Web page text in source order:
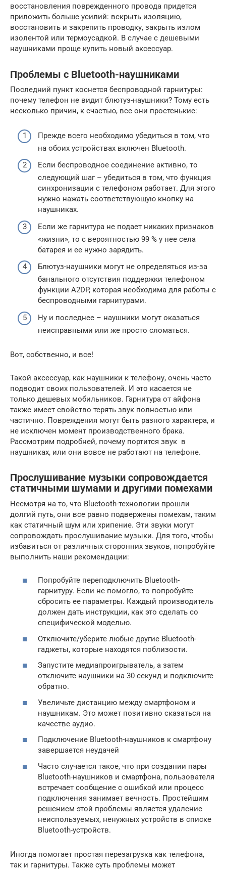
восстановления поврежденного провода придется
приложить больше усилий: вскрыть изоляцию,
восстановить и закрепить проводку, закрыть излом
изолентой или термоусадкой. В случае с дешевыми
наушниками проще купить новый аксессуар.
Проблемы с Bluetooth-наушниками
Последний пункт коснется беспроводной гарнитуры:
почему телефон не видит блютуз-наушники? Тому есть
несколько причин, к счастью, все они простенькие:
Прежде всего необходимо убедиться в том, что
на обоих устройствах включен Bluetooth.
Если беспроводное соединение активно, то
следующий шаг – убедиться в том, что функция
синхронизации с телефоном работает. Для этого
нужно нажать соответствующую кнопку на
наушниках.
Если же гарнитура не подает никаких признаков
«жизни», то с вероятностью 99 % у нее села
батарея и ее нужно зарядить.
Блютуз-наушники могут не определяться из-за
банального отсутствия поддержки телефоном
функции A2DP, которая необходима для работы с
беспроводными гарнитурами.
Ну и последнее – наушники могут оказаться
неисправными или же просто сломаться.
Вот, собственно, и все!
Такой аксессуар, как наушники к телефону, очень часто
подводит своих пользователей. И это касается не
только дешевых мобильников. Гарнитура от айфона
также имеет свойство терять звук полностью или
частично. Повреждения могут быть разного характера, и
не исключен момент производственного брака.
Рассмотрим подробней, почему портится звук в
наушниках, или они вовсе не работают на телефоне.
Прослушивание музыки сопровождается
статичными шумами и другими помехами
Несмотря на то, что Bluetooth-технологии прошли
долгий путь, они все равно подвержены помехам, таким
как статичный шум или хрипение. Эти звуки могут
сопровождать прослушивание музыки. Для того, чтобы
избавиться от различных сторонних звуков, попробуйте
выполнить наши рекомендации:
Попробуйте переподключить Bluetooth-
гарнитуру. Если не помогло, то попробуйте
сбросить ее параметры. Каждый производитель
должен дать инструкции, как это сделать со
специфической моделью.
Отключите/уберите любые другие Bluetooth-
гаджеты, которые находятся поблизости.
Запустите медиапроигрыватель, а затем
отключите наушники на 30 секунд и подключите
обратно.
Увеличьте дистанцию между смартфоном и
наушникам. Это может позитивно сказаться на
качестве аудио.
Подключение Bluetooth-наушников к смартфону
завершается неудачей
Часто случается такое, что при создании пары
Bluetooth-наушников и смартфона, пользователя
встречает сообщение с ошибкой или процесс
подключения занимает вечность. Простейшим
решением этой проблемы является удаление
неиспользуемых, ненужных устройств в списке
Bluetooth-устройств.
Иногда помогает простая перезагрузка как телефона,
так и гарнитуры. Также суть проблемы может